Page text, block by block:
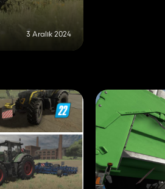
3 Aralık 2024